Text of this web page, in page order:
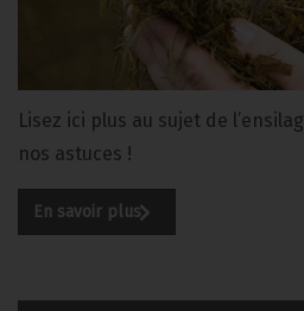
Lisez ici plus au sujet de
nos astuces !
En savoir plus